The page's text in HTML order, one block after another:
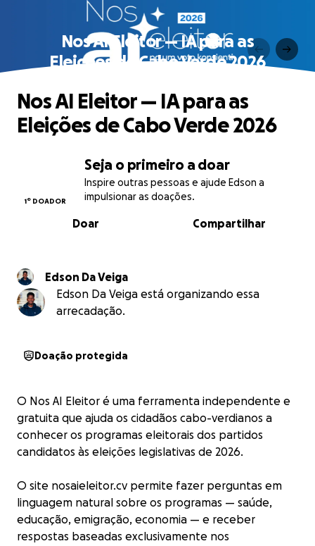
Nos AI Eleitor — IA para as
Eleições de Cabo Verde 2026
Seja o primeiro a doar
Inspire outras pessoas e ajude Edson a
impulsionar as doações.
1º DOADOR
Compartilhar
Doar
Nos AI Eleitor — IA para as
Eleições de Cabo Verde 2026
Edson Da Veiga
Edson Da Veiga está organizando essa
arrecadação.
Doação protegida
O Nos AI Eleitor é uma ferramenta independente e
gratuita que ajuda os cidadãos cabo-verdianos a
conhecer os programas eleitorais dos partidos
candidatos às eleições legislativas de 2026.
O site nosaieleitor.cv permite fazer perguntas em
linguagem natural sobre os programas — saúde,
educação, emigração, economia — e receber
respostas baseadas exclusivamente nos